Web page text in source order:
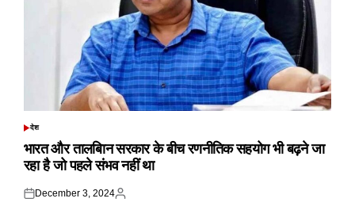
POSTED
देश
भारत और तालबिान सरकार के बीच रणनीतिक सहयोग भी बढ़ने जा
रहा है जो पहले संभव नहीं था
Posted
December 3, 2024
Posted